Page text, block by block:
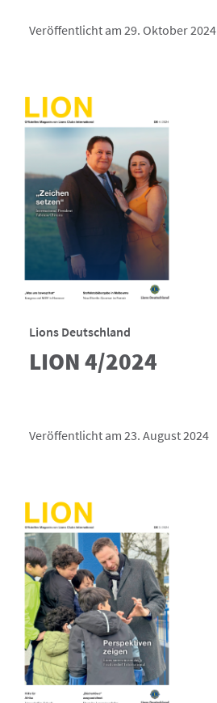
Veröffentlicht am 29. Oktober 2024
Lions Deutschland
LION 4/2024
Veröffentlicht am 23. August 2024